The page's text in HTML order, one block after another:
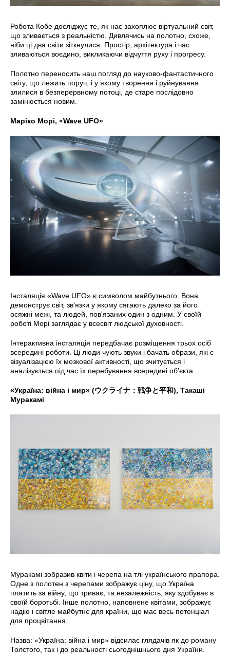
Робота Кобе досліджує те, як нас захоплює віртуальний світ,
що зливається з реальністю. Дивлячись на полотно, схоже,
ніби ці два світи зіткнулися. Простір, архітектура і час
зливаються воєдино, викликаючи відчуття руху і прогресу.
Полотно переносить наш погляд до науково-фантастичного
світу, що лежить поруч, і у якому творення і руйнування
злилися в безперервному потоці, де старе послідовно
замінюється новим.
Маріко Морі, «Wave UFO»
Інсталяція «Wave UFO» є символом майбутнього. Вона
демонструє світ, зв'язки у якому сягають далеко за його
осяжні межі, та людей, пов'язаних один з одним. У своїй
роботі Морі заглядає у всесвіт людської духовності.
Інтерактивна інсталяція передбачає розміщення трьох осіб
всередині роботи. Ці люди чують звуки і бачать образи, які є
візуалізацією їх мозкової активності, що зчитується і
аналізується під час їх перебування всередині об'єкта.
«Україна: війна і мир» (ウクライナ：戦争と平和), Такаші
Муракамі
Муракамі зобразив квіти і черепа на тлі українського прапора.
Одне з полотен з черепами зображує ціну, що Україна
платить за війну, що триває, та незалежність, яку здобуває в
своїй боротьбі. Інше полотно, наповнене квітами, зображує
надію і світле майбутнє для країни, що має весь потенціал
для процвітання.
Назва: «Україна: війна і мир» відсилає глядачів як до роману
Толстого, так і до реальності сьогоднішнього дня України.